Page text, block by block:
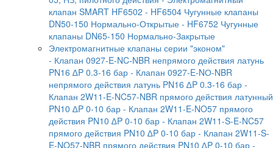
клапан SMART HF6502 - HF6504 Чугунные клапаны
DN50-150 Нормально-Открытые - HF6752 Чугунные
клапаны DN65-150 Нормально-Закрытые
Электромагнитные клапаны серии "эконом"
- Клапан 0927-E-NC-NBR непрямого действия латунь
PN16 ∆P 0.3-16 бар - Клапан 0927-E-NО-NBR
непрямого действия латунь PN16 ∆P 0.3-16 бар -
Клапан 2W11-E-NC57-NBR прямого действия латунный
PN10 ∆P 0-10 бар - Клапан 2W11-E-NO57 прямого
действия PN10 ∆P 0-10 бар - Клапан 2W11-S-E-NC57
прямого действия PN10 ∆P 0-10 бар - Клапан 2W11-S-
E-NO57-NBR прямого действия PN10 ∆P 0-10 бар -